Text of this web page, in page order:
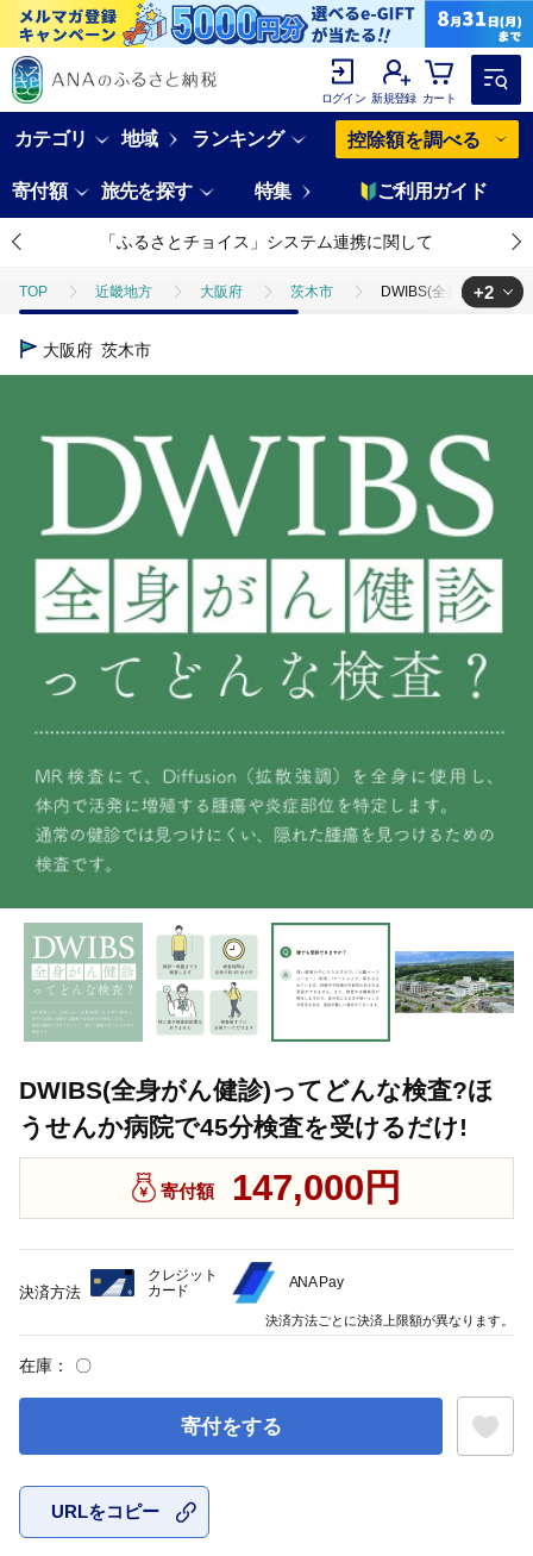
ログイン 新規登録 カート
カテゴリ 地域 ランキング 控除額を調べる
寄付額 旅先を探す 特集 ご利用ガイド
「ふるさとチョイス」システム連携に関して
TOP 近畿地方 大阪府 茨木市 DWIBS(全身がん健診)
TOP
+2
大阪府 茨木市
DWIBS(全身がん健診)ってどんな検査?ほ
うせんか病院で45分検査を受けるだけ!
寄付額 147,000円
在庫： 〇
寄付をする
URLをコピー
決済方法
クレジット
カード
ANA Pay
決済方法ごとに決済上限額が異なります。